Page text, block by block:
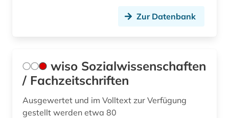
Zur Datenbank
wiso Sozialwissenschaften
/ Fachzeitschriften
Ausgewertet und im Volltext zur Verfügung
gestellt werden etwa 80